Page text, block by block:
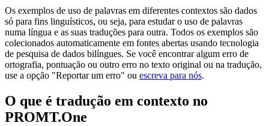
Os exemplos de uso de palavras em diferentes contextos são dados
só para fins linguísticos, ou seja, para estudar o uso de palavras
numa língua e as suas traduções para outra. Todos os exemplos são
colecionados automaticamente em fontes abertas usando tecnologia
de pesquisa de dados bilíngues. Se você encontrar algum erro de
ortografia, pontuação ou outro erro no texto original ou na tradução,
use a opção "Reportar um erro" ou escreva para nós.
O que é tradução em contexto no
PROMT.One